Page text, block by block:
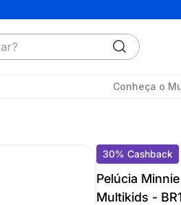
Conheça o
30% Cashback
Pelúcia
Multikids -